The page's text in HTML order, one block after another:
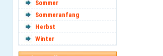
Sommer
Sommeranfang
Herbst
Winter